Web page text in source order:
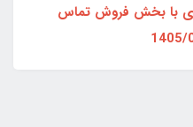
با بخش فروش تماس